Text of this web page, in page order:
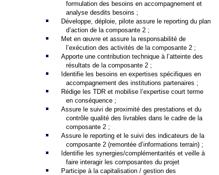
formulation des besoins en accompagnement et
analyse desdits besoins ;
Développe, déploie, pilote assure le reporting du plan
d’action de la composante 2 ;
Met en œuvre et assure la responsabilité de
l’exécution des activités de la composante 2 ;
Apporte une contribution technique à l’atteinte des
résultats de la composante 2 ;
Identifie les besoins en expertises spécifiques en
accompagnement des institutions partenaires ;
Rédige les TDR et mobilise l’expertise court terme
en conséquence ;
Assure le suivi de proximité des prestations et du
contrôle qualité des livrables dans le cadre de la
composante 2 ;
Assure le reporting et le suivi des indicateurs de la
composante 2 (remontée d’informations terrain) ;
Identifie les synergies/complémentarités et veille à
faire interagir les composantes du projet
Participe à la capitalisation / gestion des